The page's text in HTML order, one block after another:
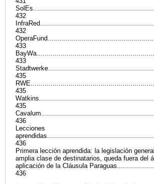
432
432
433
433
435
435
435
436
Lecciones
436
Primera lección aprendida: la legislación
amplia clase de destinatarios, queda fuera del
aplicación de la Cláusula
436